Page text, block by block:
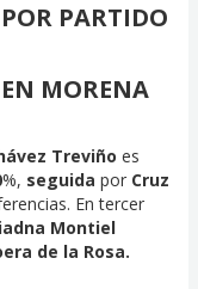
PARTIDO
MORENA
Treviño es
%, seguida por Cruz
En tercer
Montiel
de la Rosa.